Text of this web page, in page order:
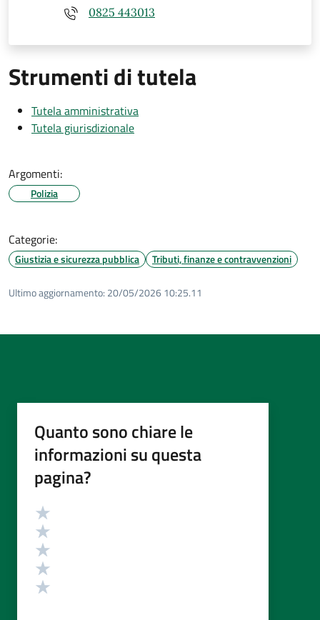
0825 443013
Strumenti di tutela
Tutela amministrativa
Tutela giurisdizionale
Argomenti:
Polizia
Categorie:
Giustizia e sicurezza pubblica Tributi, finanze e contravvenzioni
Ultimo aggiornamento: 20/05/2026 10:25.11
Quanto sono chiare le
informazioni su questa
pagina?
Valutazione